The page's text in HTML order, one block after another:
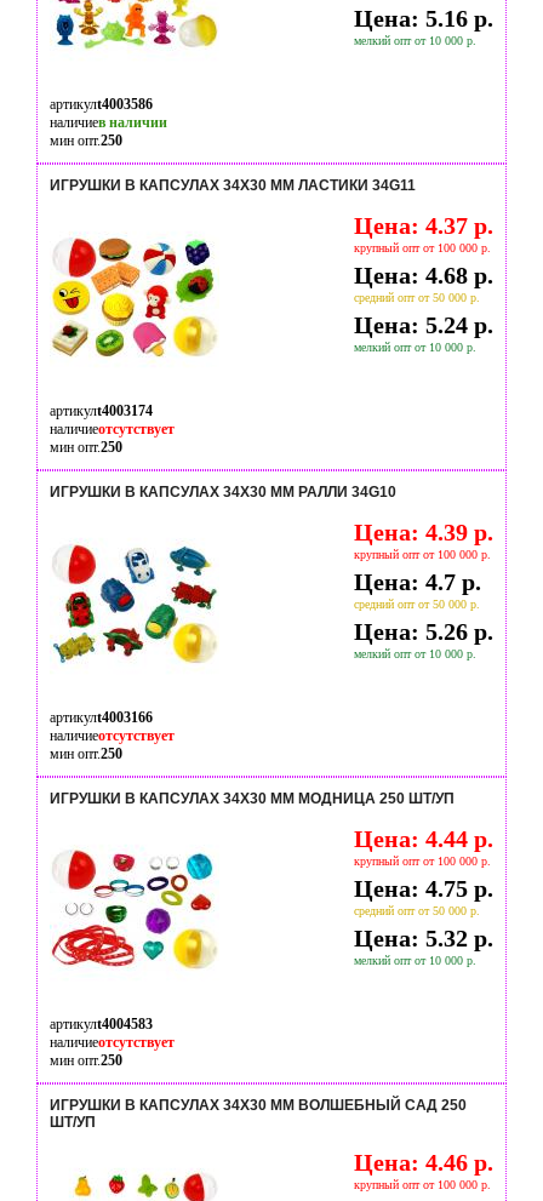
Цена: 5.16 р.
мелкий опт от 10 000 р.
артикулt4003586
наличиев наличии
мин опт.250
ИГРУШКИ В КАПСУЛАХ 34Х30 ММ ЛАСТИКИ 34G11
Цена: 4.37 р.
крупный опт от 100 000 р.
Цена: 4.68 р.
средний опт от 50 000 р.
Цена: 5.24 р.
мелкий опт от 10 000 р.
артикулt4003174
наличиеотсутствует
мин опт.250
ИГРУШКИ В КАПСУЛАХ 34Х30 ММ РАЛЛИ 34G10
Цена: 4.39 р.
крупный опт от 100 000 р.
Цена: 4.7 р.
средний опт от 50 000 р.
Цена: 5.26 р.
мелкий опт от 10 000 р.
артикулt4003166
наличиеотсутствует
мин опт.250
ИГРУШКИ В КАПСУЛАХ 34Х30 ММ МОДНИЦА 250 ШТ/УП
Цена: 4.44 р.
крупный опт от 100 000 р.
Цена: 4.75 р.
средний опт от 50 000 р.
Цена: 5.32 р.
мелкий опт от 10 000 р.
артикулt4004583
наличиеотсутствует
мин опт.250
ИГРУШКИ В КАПСУЛАХ 34Х30 ММ ВОЛШЕБНЫЙ САД 250
ШТ/УП
Цена: 4.46 р.
крупный опт от 100 000 р.